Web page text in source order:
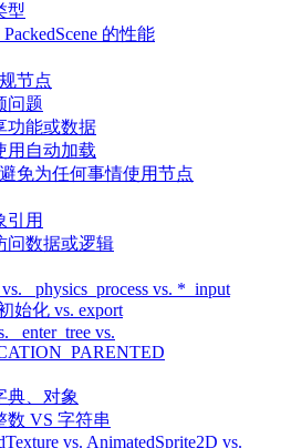
型
的性能
节点
问题
功能或数据
用自动加载
免为任何事情使用节点
引用
问数据或逻辑
vs. _physics_process vs. *_input
始化 vs. export
_enter_tree vs.
典、对象
数 VS 字符串
vs. AnimatedSprite2D vs.